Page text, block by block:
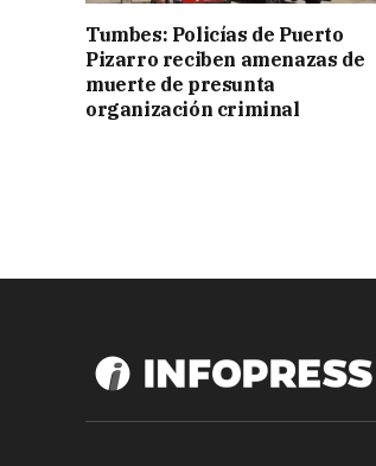
Tumbes: Policías de Puerto
Pizarro reciben amenazas de
muerte de presunta
organización criminal